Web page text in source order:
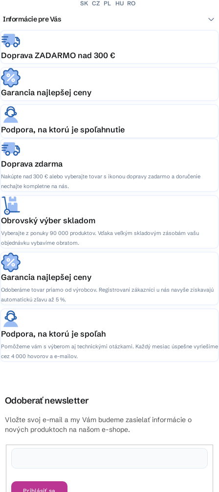
SK CZ PL HU RO
Informácie pre Vás
Doprava ZADARMO nad 300 €
Garancia najlepšej ceny
Podpora, na ktorú je spoľahnutie
Doprava zdarma
Nakúpte nad 300 € alebo vyberajte tovar s ikonou dopravy zadarmo a doručenie
nechajte kompletne na nás.
Obrovský výber skladom
Vyberajte z ponuky 90 000 produktov. Vďaka veľkým skladovým zásobám vašu
objednávku vybavíme obratom.
Garancia najlepšej ceny
Odoberáme tovar priamo od výrobcov. Registrovaní zákazníci u nás navyše získavajú
automatickú zľavu až 5 %.
Podpora, na ktorú je spoľah
Pomôžeme vám s výberom aj technickými otázkami. Každý mesiac úspešne vyriešime
cez 4 000 hovorov a e-mailov.
Odoberať newsletter
Vložte svoj e-mail a my Vám budeme zasielať informácie o
nových produktoch na našom e-shope.